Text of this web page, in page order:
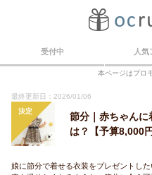
受付中 人気
本ページはプロ
最終更新日：2026/01/06
決定
節分｜赤ちゃんに
は？【予算8,000
娘に節分で着せる衣装をプレゼントし